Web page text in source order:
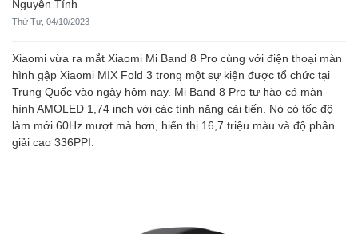
Nguyễn Tính
Thứ Tư, 04/10/2023
Xiaomi vừa ra mắt Xiaomi Mi Band 8 Pro cùng với điện thoại màn
hình gập Xiaomi MIX Fold 3 trong một sự kiện được tổ chức tại
Trung Quốc vào ngày hôm nay. Mi Band 8 Pro tự hào có màn
hình AMOLED 1,74 inch với các tính năng cải tiến. Nó có tốc độ
làm mới 60Hz mượt mà hơn, hiển thị 16,7 triệu màu và độ phân
giải cao 336PPI.